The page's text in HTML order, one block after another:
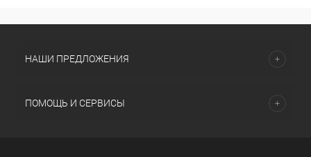
НАШИ ПРЕДЛОЖЕНИЯ
ПОМОЩЬ И СЕРВИСЫ